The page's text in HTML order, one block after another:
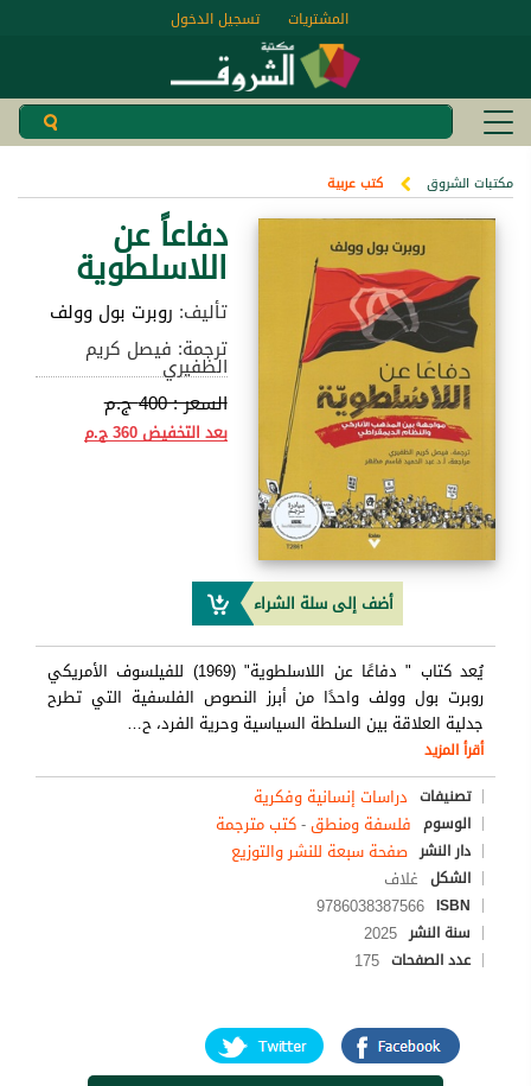
تسجيل الدخول المشتريات
مكتبات الشروق كتب عربية
دفاعاً عن
اللاسلطوية
تأليف: روبرت بول وولف
ترجمة: فيصل كريم
الظفيري
السعر :400 ج.م
بعد التخفيض360 ج.م
أضف إلى سلة الشراء
يُعد كتاب " دفاعًا عن اللاسلطوية" (1969) للفيلسوف الأمريكي
روبرت بول وولف واحدًا من أبرز النصوص الفلسفية التي تطرح
جدلية العلاقة بين السلطة السياسية وحرية الفرد، ح…
أقرأ المزيد
تصنيفات دراسات إنسانية وفكرية
الوسوم فلسفة ومنطق-كتب مترجمة
دار النشر صفحة سبعة للنشر والتوزيع
الشكل غلاف
ISBN
9786038387566
سنة النشر 2025
عدد الصفحات 175